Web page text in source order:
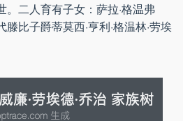
二人育有子女：萨拉·格温弗
比子爵蒂莫西·亨利·格温林·劳埃